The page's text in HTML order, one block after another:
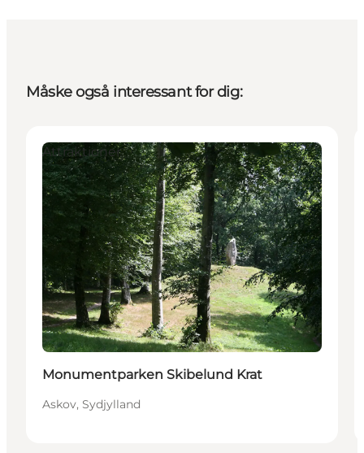
Måske også interessant for dig:
Attraktioner
Monumentparken Skibelund Krat
Askov, Sydjylland